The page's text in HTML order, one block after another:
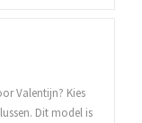
Valentijn? Kies
Dit model is